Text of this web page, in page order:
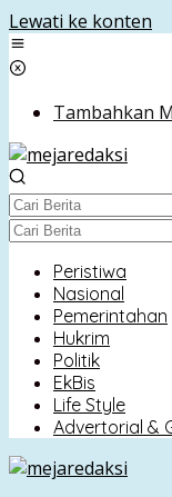
Lewati ke konten
Tambahkan
Peristiwa
Nasional
Pemerintahan
Hukrim
Politik
EkBis
Life Style
Advertorial &